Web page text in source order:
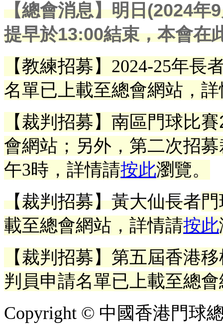
【總會消息】明日(2024年
提早於13:00結束，本會在
【教練招募】 2024-25年長
名單已上載至總會網站，
【裁判招募】南區門球比
會網站；另外，第二次招
午3時，詳情請按此瀏覽。
【裁判招募】黃大仙長者
載至總會網站，詳情請按此
【裁判招募】第五屆香港
判員申請名單已上載至總
Copyright © 中國香港門球